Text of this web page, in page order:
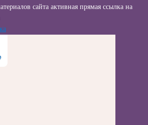
сайта активная прямая ссылка на